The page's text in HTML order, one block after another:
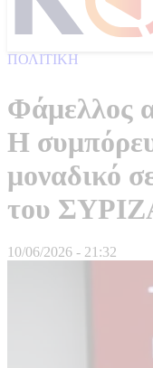
ΠΟΛΙΤΙΚΗ
Φάμελλος
Η
μοναδικό
του
10/06/2026 - 21:32